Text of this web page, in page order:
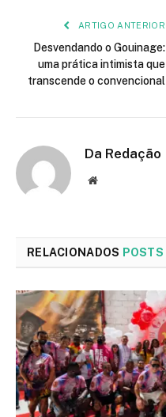
ARTIGO ANTERIOR
Desvendando o Gouinage:
uma prática intimista que
transcende o convencional
Da Redação
Site
RELACIONADOS POSTS